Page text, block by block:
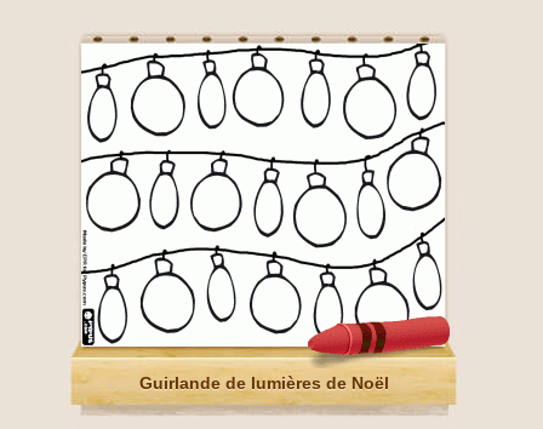
Guirlande de lumières de Noël